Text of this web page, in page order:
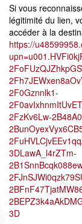
Si vous
légitimité du lien,
accéder à la
https://
2F0Gznnlk1-
2FzKv6Lw-
3DLawA_l4rZTm-
3D